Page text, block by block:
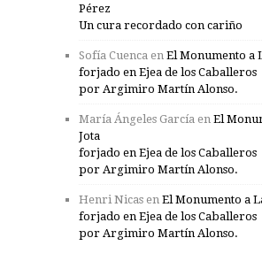
Pérez
Un cura recordado con cariño
Sofía Cuenca en El Monumento a
forjado en Ejea de los Caballeros
por Argimiro Martín Alonso.
María Ángeles García en El
Jota
forjado en Ejea de los Caballeros
por Argimiro Martín Alonso.
Henri Nicas en El Monumento a
forjado en Ejea de los Caballeros
por Argimiro Martín Alonso.